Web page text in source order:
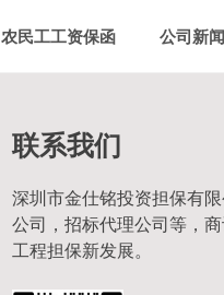
农民工工资保函 公司新闻
联系我们
深圳市金仕铭投资担保有
公司，招标代理公司等，
工程担保新发展。